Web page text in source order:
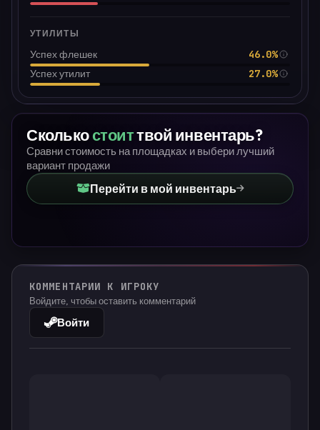
УТИЛИТЫ
Успех флешек
46.0%
Успех утилит
27.0%
Сколькостоиттвой инвентарь?
Сравни стоимость на площадках и выбери лучший
вариант продажи
Перейти в мой инвентарь
КОММЕНТАРИИ К ИГРОКУ
Войдите, чтобы оставить комментарий
Войти